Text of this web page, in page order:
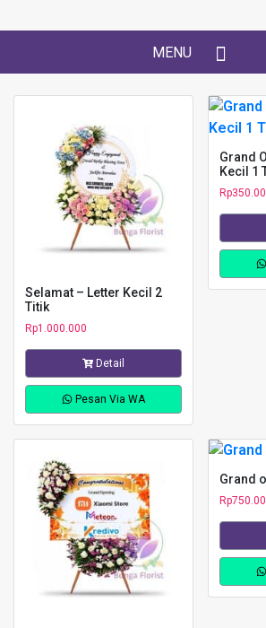
MENU
Selamat – Letter Kecil 2
Titik
Rp1.000.000
Detail
Pesan Via WA
Grand
Kecil 1
Rp
Grand
Rp